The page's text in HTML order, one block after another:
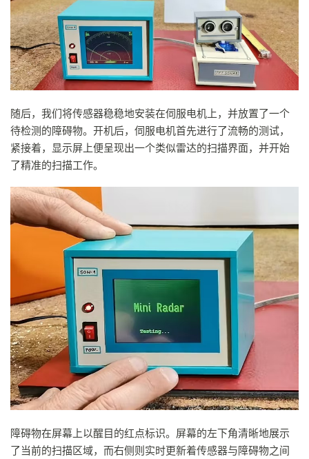
随后，我们将传感器稳稳地安装在伺服电机上，并放置了一个
待检测的障碍物。开机后，伺服电机首先进行了流畅的测试，
紧接着，显示屏上便呈现出一个类似雷达的扫描界面，并开始
了精准的扫描工作。
障碍物在屏幕上以醒目的红点标识。屏幕的左下角清晰地展示
了当前的扫描区域，而右侧则实时更新着传感器与障碍物之间